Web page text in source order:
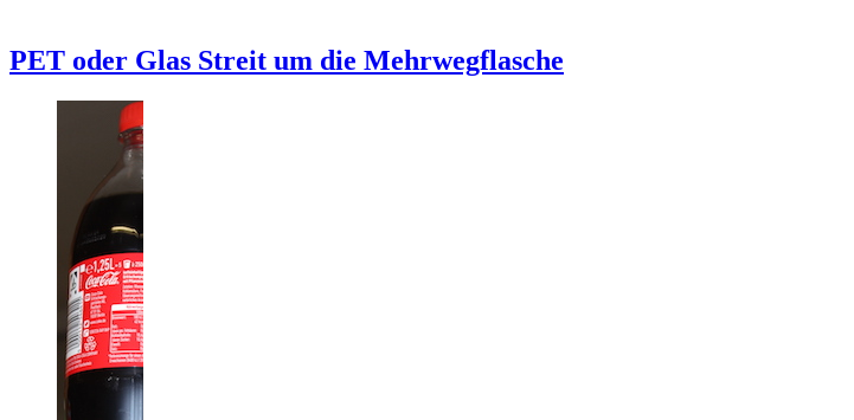
PET oder Glas Streit um die Mehrwegflasche